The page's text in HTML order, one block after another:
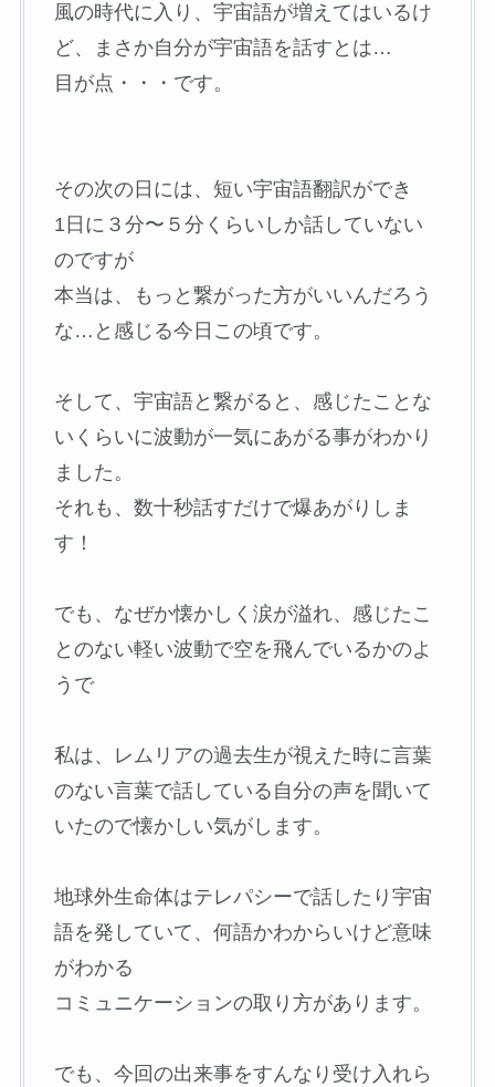
風の時代に入り、宇宙語が増えてはいるけ
ど、まさか自分が宇宙語を話すとは…
目が点・・・です。
その次の日には、短い宇宙語翻訳ができ
1日に３分〜５分くらいしか話していない
のですが
本当は、もっと繋がった方がいいんだろう
な…と感じる今日この頃です。
そして、宇宙語と繋がると、感じたことな
いくらいに波動が一気にあがる事がわかり
ました。
それも、数十秒話すだけで爆あがりしま
す！
でも、なぜか懐かしく涙が溢れ、感じたこ
とのない軽い波動で空を飛んでいるかのよ
うで
私は、レムリアの過去生が視えた時に言葉
のない言葉で話している自分の声を聞いて
いたので懐かしい気がします。
地球外生命体はテレパシーで話したり宇宙
語を発していて、何語かわからいけど意味
がわかる
コミュニケーションの取り方があります。
でも、今回の出来事をすんなり受け入れら